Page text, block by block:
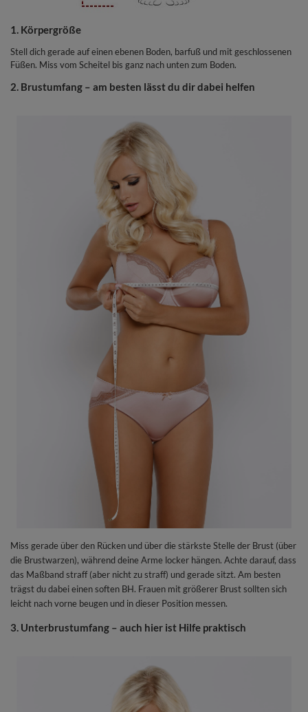
1. Körpergröße
Stell dich gerade auf einen ebenen Boden, barfuß und mit geschlossenen
Füßen. Miss vom Scheitel bis ganz nach unten zum Boden.
2. Brustumfang – am besten lässt du dir dabei helfen
Miss gerade über den Rücken und über die stärkste Stelle der Brust (über
die Brustwarzen), während deine Arme locker hängen. Achte darauf, dass
das Maßband straff (aber nicht zu straff) und gerade sitzt. Am besten
trägst du dabei einen soften BH. Frauen mit größerer Brust sollten sich
leicht nach vorne beugen und in dieser Position messen.
3. Unterbrustumfang – auch hier ist Hilfe praktisch